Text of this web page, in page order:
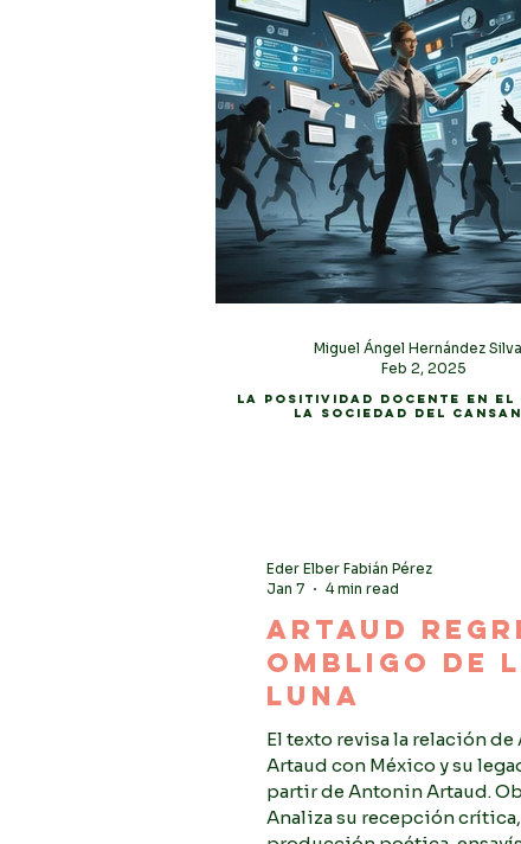
La positividad docente en el
la sociedad del
Miguel Ángel Hernández
Feb 2, 2025
Artaud
ombligo de
luna
El texto revisa la relación
Artaud con México y su
partir de Antonin Artaud.
Analiza su recepción
Eder Elber Fabián Pérez
Jan 7
4 min read